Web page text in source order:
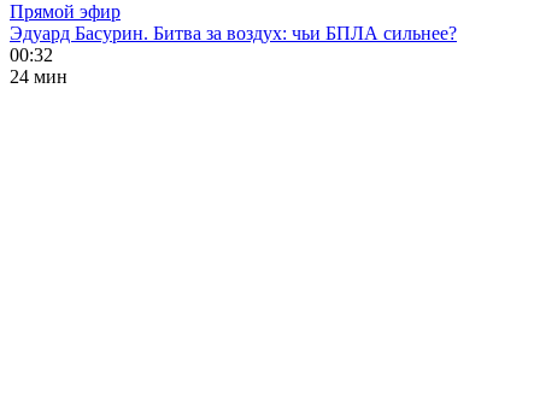
Прямой эфир
Эдуард Басурин. Битва за воздух: чьи БПЛА сильнее?
00:32
24 мин